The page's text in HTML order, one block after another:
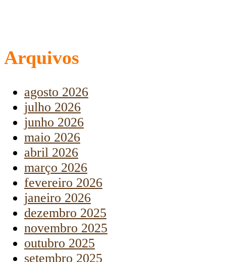
Arquivos
agosto 2026
julho 2026
junho 2026
maio 2026
abril 2026
março 2026
fevereiro 2026
janeiro 2026
dezembro 2025
novembro 2025
outubro 2025
setembro 2025